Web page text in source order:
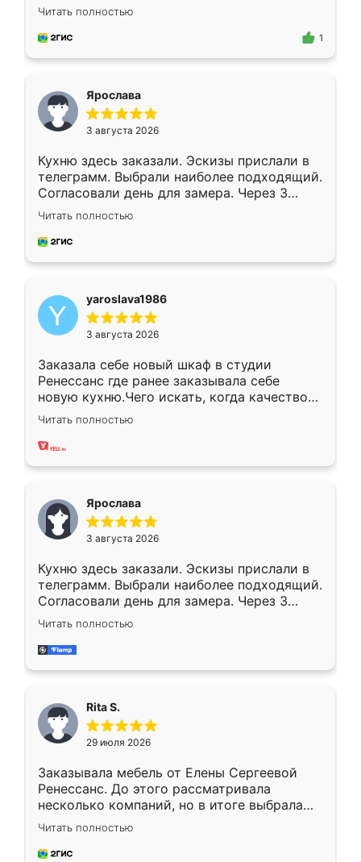
короткие сроки изготовления. Приехавший
для замера сотрудник Владислав
предложил по моему эскизу самый
Читать полностью
1
Ярослава
3 августа 2026
Кухню здесь заказали. Эскизы прислали в
телеграмм. Выбрали наиболее подходящий.
Согласовали день для замера. Через 3
недели кухня была уже готова. Остались
довольны работой. Спасибо Ренессанс
мебель за качественную работу!
Читать полностью
yaroslava1986
3 августа 2026
Заказала себе новый шкаф в студии
Ренессанс где ранее заказывала себе
новую кухню.Чего искать, когда качеством
вполне довольна. Служит кухня уже почти
два года, нареканий нет.
Читать полностью
Ярослава
3 августа 2026
Кухню здесь заказали. Эскизы прислали в
телеграмм. Выбрали наиболее подходящий.
Согласовали день для замера. Через 3
недели кухня была уже готова. Остались
довольны работой. Спасибо Ренессанс
мебель за качественную работу!
Читать полностью
Rita S.
29 июля 2026
Заказывала мебель от Елены Сергеевой
Ренессанс. До этого рассматривала
несколько компаний, но в итоге выбрала
эту. Сначала обговорили условия, потом
приехал замерщик, всё спокойно объяснил
и снял размеры. Изготовили в срок, с
Читать полностью